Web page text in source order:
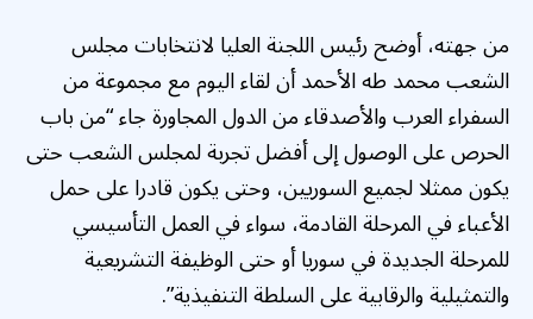
من جهته، أوضح رئيس اللجنة العليا لانتخابات مجلس
الشعب محمد طه الأحمد أن لقاء اليوم مع مجموعة من
السفراء العرب والأصدقاء من الدول المجاورة جاء “من باب
الحرص على الوصول إلى أفضل تجربة لمجلس الشعب حتى
يكون ممثلا لجميع السوريين، وحتى يكون قادرا على حمل
الأعباء في المرحلة القادمة، سواء في العمل التأسيسي
للمرحلة الجديدة في سوريا أو حتى الوظيفة التشريعية
والتمثيلية والرقابية على السلطة التنفيذية”.